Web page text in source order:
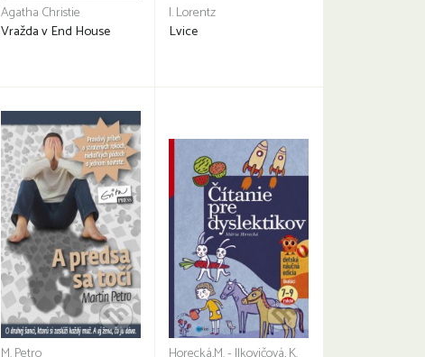
Agatha Christie
Vražda v End House
I. Lorentz
Lvice